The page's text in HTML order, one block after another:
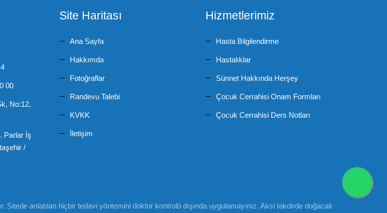
00
No:12,
Parlar İş
/
Site Haritası
Ana Sayfa
Hakkımda
Fotoğraflar
Randevu Talebi
KVKK
İletişim
Hizmetlerimiz
Hasta Bilgilendirme
Hastalıklar
Sünnet Hakkında Herşey
Çocuk Cerrahisi Onam Formları
Çocuk Cerrahisi Ders Notları
Sitede anlatılan hiçbir tedavi yöntemini doktor kontrolü dışında uygulamayınız. Aksi takdirde doğacak